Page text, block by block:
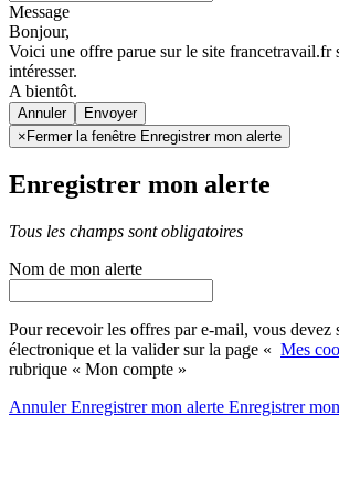
Message
Bonjour,
Voici une offre parue sur le site francetravail.fr
intéresser.
A bientôt.
Annuler
×Fermer la fenêtre Enregistrer mon alerte
Enregistrer mon alerte
Tous les champs sont obligatoires
Nom de mon alerte
Pour recevoir les offres par e-mail, vous devez
électronique et la valider sur la page « Mes
rubrique « Mon compte »
AnnulerEnregistrer mon alerte Enregistrer